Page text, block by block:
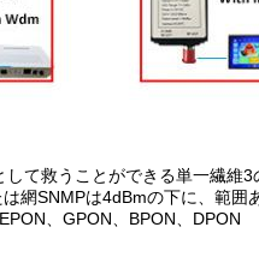
て救うことができる単一繊維3
網SNMPは4dBmの下に、範囲
、GPON、BPON、DPON